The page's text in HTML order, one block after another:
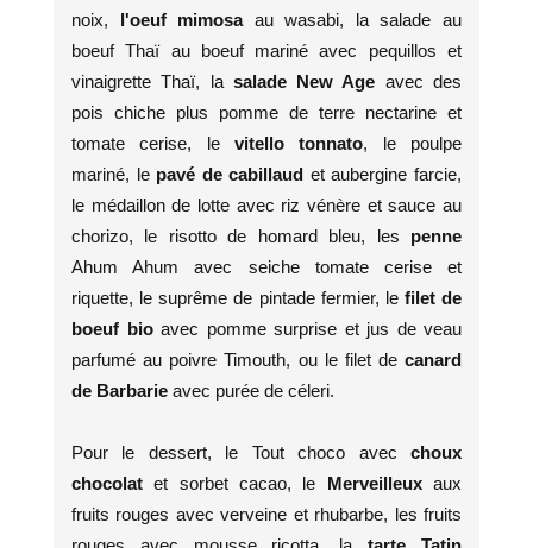
noix, l'oeuf mimosa au wasabi, la salade au
boeuf Thaï au boeuf mariné avec pequillos et
vinaigrette Thaï, lasalade New Age avec des
pois chiche plus pomme de terre nectarine et
tomate cerise, levitello tonnato, le poulpe
mariné, lepavé de cabillaud et aubergine farcie,
le médaillon de lotte avec riz vénère et sauce au
chorizo, le risotto de homard bleu, les penne
Ahum Ahum avec seiche tomate cerise et
riquette, le suprême de pintade fermier, lefilet de
boeuf bioavec pomme surprise et jus de veau
parfumé au poivre Timouth, ou le filet de canard
de Barbarie avec purée de céleri.
Pour le dessert, le Tout choco avec choux
chocolatet sorbet cacao, le Merveilleuxaux
fruits rouges avec verveine et rhubarbe, les fruits